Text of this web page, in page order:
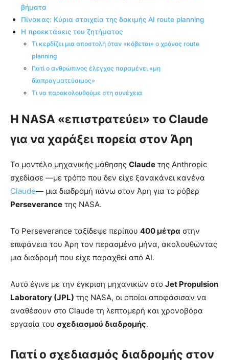
βήματα
Πίνακας: Κύρια στοιχεία της δοκιμής AI route planning
Η προεκτάσεις του ζητήματος
Τι κερδίζει μια αποστολή όταν «κόβεται» ο χρόνος route
planning
Γιατί ο ανθρώπινος έλεγχος παραμένει «μη
διαπραγματεύσιμος»
Τι να παρακολουθούμε στη συνέχεια
Η NASA «επιστρατεύει» το Claude
για να χαράξει πορεία στον Άρη
Το μοντέλο μηχανικής μάθησης Claude της Anthropic
σχεδίασε —με τρόπο που δεν είχε ξανακάνει κανένα
Claude— μια διαδρομή πάνω στον Άρη για το ρόβερ
Perseverance της NASA.
Το Perseverance ταξίδεψε περίπου 400 μέτρα στην
επιφάνεια του Άρη τον περασμένο μήνα, ακολουθώντας
μια διαδρομή που είχε παραχθεί από AI.
Αυτό έγινε με την έγκριση μηχανικών στο Jet Propulsion
Laboratory (JPL) της NASA, οι οποίοι αποφάσισαν να
αναθέσουν στο Claude τη λεπτομερή και χρονοβόρα
εργασία του σχεδιασμού διαδρομής.
Γιατί ο σχεδιασμός διαδρομής στον